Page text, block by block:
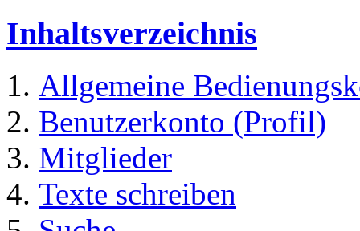
Inhaltsverzeichnis
Allgemeine
Benutzerkonto (Profil)
Mitglieder
Texte schreiben